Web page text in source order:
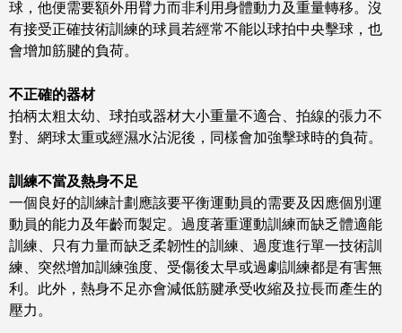
球，他便需要額外用臂力而非利用身體動力及重量轉移。沒
有接受正確技術訓練的球員若經常不能以球拍中央擊球，也
會增加筋腱的負荷。
不正確的器材
拍柄太粗太幼、球拍或器材大小重量不適合、拍線的張力不
對、網球太重或經濕水沾泥後，同樣會加強擊球時的負荷。
訓練不當及熱身不足
一個良好的訓練計劃應該要平衡運動員的需要及因應個別運
動員的能力及年齡而製定。過度著重運動訓練而缺乏體適能
訓練、只有力量而缺乏柔韌性的訓練、過度進行單一技術訓
練、突然增加訓練強度、受傷後太早或過劇訓練都是有害無
利。此外，熱身不足亦會減低筋腱承受收縮及拉長而產生的
壓力。